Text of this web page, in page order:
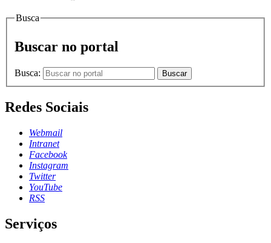
Busca
Buscar no portal
Busca: Buscar
Redes Sociais
Webmail
Intranet
Facebook
Instagram
Twitter
YouTube
RSS
Serviços